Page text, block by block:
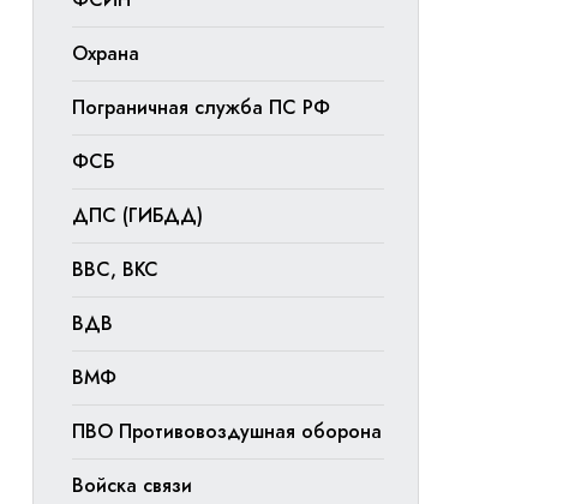
Охрана
Пограничная служба ПС РФ
ФСБ
ДПС (ГИБДД)
ВВС, ВКС
ВДВ
ВМФ
ПВО Противовоздушная оборона
Войска связи